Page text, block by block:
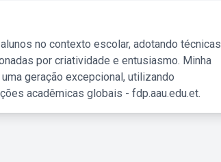
no contexto escolar, adotando técnicas
por criatividade e entusiasmo. Minha
geração excepcional, utilizando
acadêmicas globais - fdp.aau.edu.et.